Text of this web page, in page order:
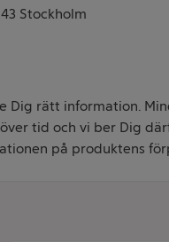
Stockholm
Dig rätt information.
tid och vi ber Dig
på produktens